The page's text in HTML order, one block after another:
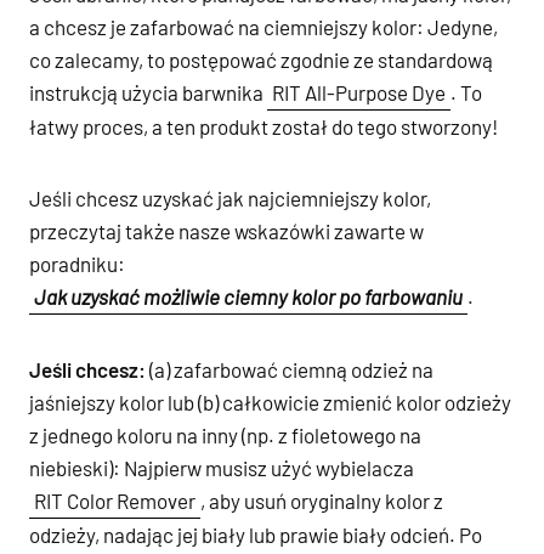
a chcesz je zafarbować na ciemniejszy kolor: Jedyne,
co zalecamy, to postępować zgodnie ze standardową
instrukcją użycia barwnika RIT All-Purpose Dye . To
łatwy proces, a ten produkt został do tego stworzony!
Jeśli chcesz uzyskać jak najciemniejszy kolor,
przeczytaj także nasze wskazówki zawarte w
poradniku:
Jak uzyskać możliwie ciemny kolor po farbowaniu .
Jeśli chcesz: (a) zafarbować ciemną odzież na
jaśniejszy kolor lub (b) całkowicie zmienić kolor odzieży
z jednego koloru na inny (np. z fioletowego na
niebieski): Najpierw musisz użyć wybielacza
RIT Color Remover , aby usuń oryginalny kolor z
odzieży, nadając jej biały lub prawie biały odcień. Po